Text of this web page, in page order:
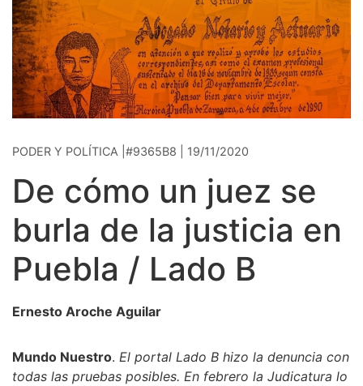
PODER Y POLÍTICA |#9365B8 | 19/11/2020
De cómo un juez se
burla de la justicia en
Puebla / Lado B
Ernesto Aroche Aguilar
Mundo Nuestro. El portal Lado B hizo la denuncia con
todas las pruebas posibles. En febrero la Judicatura lo